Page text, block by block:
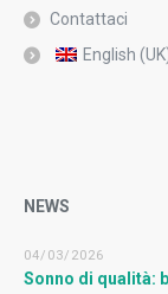
Contattaci
English
NEWS
04/03/2026
Sonno di qualità: